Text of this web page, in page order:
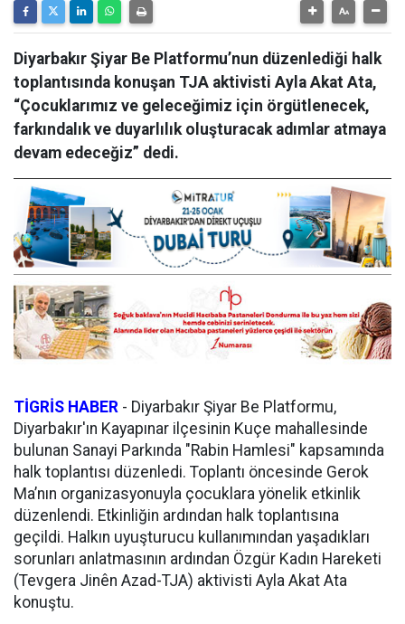
Diyarbakır Şiyar Be Platformu’nun düzenlediği halk
toplantısında konuşan TJA aktivisti Ayla Akat Ata,
“Çocuklarımız ve geleceğimiz için örgütlenecek,
farkındalık ve duyarlılık oluşturacak adımlar atmaya
devam edeceğiz” dedi.
TİGRİS HABER - Diyarbakır Şiyar Be Platformu,
Diyarbakır'ın Kayapınar ilçesinin Kuçe mahallesinde
bulunan Sanayi Parkında "Rabin Hamlesi" kapsamında
halk toplantısı düzenledi. Toplantı öncesinde Gerok
Ma’nın organizasyonuyla çocuklara yönelik etkinlik
düzenlendi. Etkinliğin ardından halk toplantısına
geçildi. Halkın uyuşturucu kullanımından yaşadıkları
sorunları anlatmasının ardından Özgür Kadın Hareketi
(Tevgera Jinên Azad-TJA) aktivisti Ayla Akat Ata
konuştu.